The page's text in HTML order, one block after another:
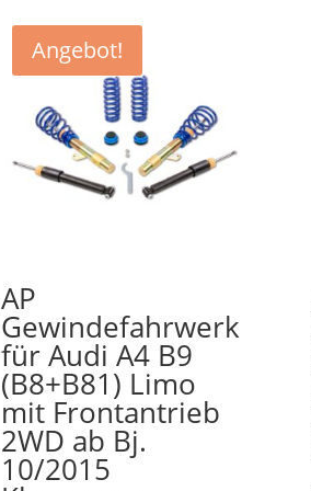
Angebot!
AP
Gewindefahrwerk
für Audi A4 B9
(B8+B81) Limo
mit Frontantrieb
2WD ab Bj.
10/2015